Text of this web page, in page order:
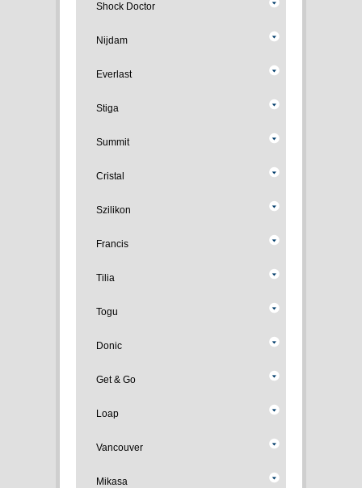
Shock Doctor
Nijdam
Everlast
Stiga
Summit
Cristal
Szilikon
Francis
Tilia
Togu
Donic
Get & Go
Loap
Vancouver
Mikasa